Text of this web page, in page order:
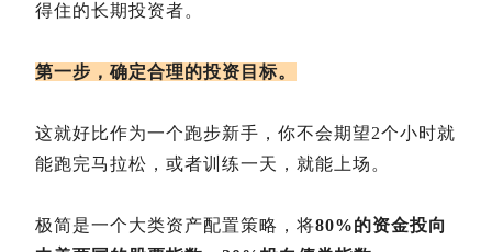
得住的长期投资者。
第一步，确定合理的投资目标。
这就好比作为一个跑步新手，你不会期望2个小时就
能跑完马拉松，或者训练一天，就能上场。
极简是一个大类资产配置策略，将80%的资金投向